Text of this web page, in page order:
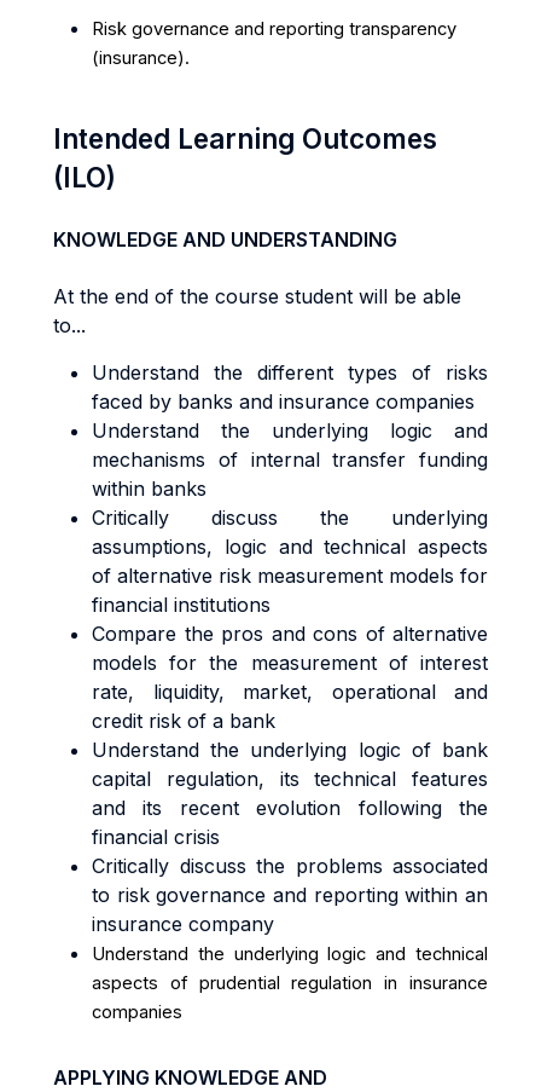
Risk governance and reporting transparency
(insurance).
Intended Learning Outcomes
(ILO)
KNOWLEDGE AND UNDERSTANDING
At the end of the course student will be able
to...
Understand the different types of risks
faced by banks and insurance companies
Understand the underlying logic and
mechanisms of internal transfer funding
within banks
Critically discuss the underlying
assumptions, logic and technical aspects
of alternative risk measurement models for
financial institutions
Compare the pros and cons of alternative
models for the measurement of interest
rate, liquidity, market, operational and
credit risk of a bank
Understand the underlying logic of bank
capital regulation, its technical features
and its recent evolution following the
financial crisis
Critically discuss the problems associated
to risk governance and reporting within an
insurance company
Understand the underlying logic and technical
aspects of prudential regulation in insurance
companies
APPLYING KNOWLEDGE AND